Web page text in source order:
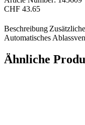
CHF 43.65
Beschreibung
Automatisches
Ähnliche